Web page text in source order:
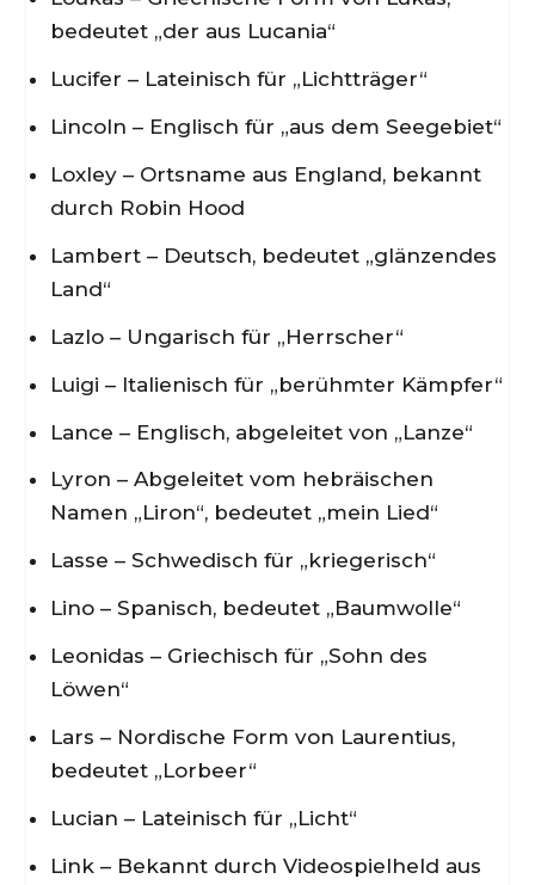
bedeutet „der aus Lucania“
Lucifer – Lateinisch für „Lichtträger“
Lincoln – Englisch für „aus dem Seegebiet“
Loxley – Ortsname aus England, bekannt
durch Robin Hood
Lambert – Deutsch, bedeutet „glänzendes
Land“
Lazlo – Ungarisch für „Herrscher“
Luigi – Italienisch für „berühmter Kämpfer“
Lance – Englisch, abgeleitet von „Lanze“
Lyron – Abgeleitet vom hebräischen
Namen „Liron“, bedeutet „mein Lied“
Lasse – Schwedisch für „kriegerisch“
Lino – Spanisch, bedeutet „Baumwolle“
Leonidas – Griechisch für „Sohn des
Löwen“
Lars – Nordische Form von Laurentius,
bedeutet „Lorbeer“
Lucian – Lateinisch für „Licht“
Link – Bekannt durch Videospielheld aus